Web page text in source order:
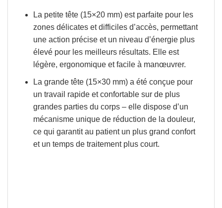
La petite tête (15×20 mm) est parfaite pour les
zones délicates et difficiles d’accès, permettant
une action précise et un niveau d’énergie plus
élevé pour les meilleurs résultats. Elle est
légère, ergonomique et facile à manœuvrer.
La grande tête (15×30 mm)a été conçue pour
un travail rapide et confortable sur de plus
grandes parties du corps – elle dispose d’un
mécanisme unique de réduction de la douleur,
ce qui garantit au patient un plus grand confort
et un temps de traitement plus court.